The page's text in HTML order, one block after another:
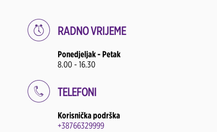
RADNO VRIJEME
Ponedjeljak - Petak
8.00 - 16.30
TELEFONI
Korisnička podrška
+38766329999